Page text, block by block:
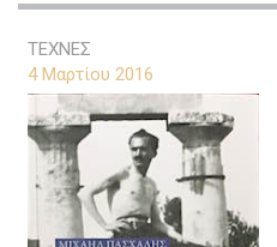
ΤΕΧΝΕΣ
4 Μαρτίου 2016